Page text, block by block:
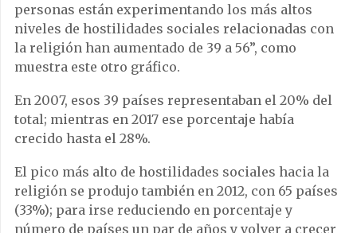
personas están experimentando los más altos
niveles de hostilidades sociales relacionadas con
la religión han aumentado de 39 a 56”, como
muestra este otro gráfico.
En 2007, esos 39 países representaban el 20% del
total; mientras en 2017 ese porcentaje había
crecido hasta el 28%.
El pico más alto de hostilidades sociales hacia la
religión se produjo también en 2012, con 65 países
(33%); para irse reduciendo en porcentaje y
número de países un par de años y volver a crecer